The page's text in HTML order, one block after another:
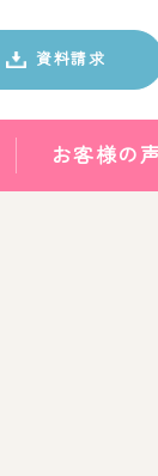
資料請求
お客様の